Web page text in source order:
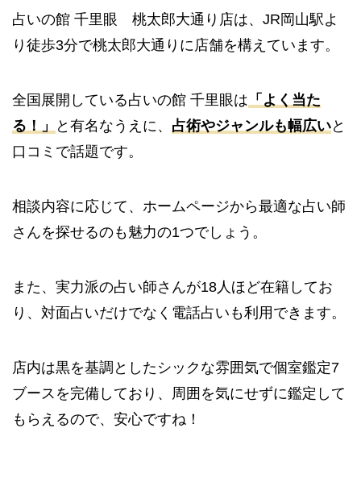
占いの館 千里眼 桃太郎大通り店は、JR岡山駅よ
り徒歩3分で桃太郎大通りに店舗を構えています。
全国展開している占いの館 千里眼は 「よく当た
る！」
と有名なうえに、 占術やジャンルも幅広いと
口コミで話題です。
相談内容に応じて、ホームページから最適な占い師
さんを探せるのも魅力の1つでしょう。
また、実力派の占い師さんが18人ほど在籍してお
り、対面占いだけでなく電話占いも利用できます。
店内は黒を基調としたシックな雰囲気で個室鑑定7
ブースを完備しており、周囲を気にせずに鑑定して
もらえるので、安心ですね！